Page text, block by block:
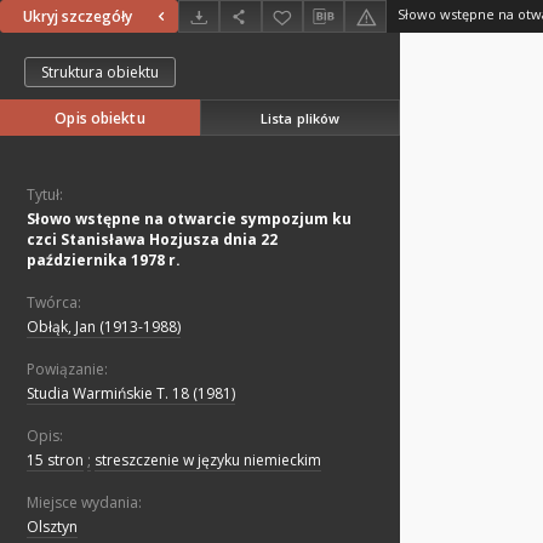
Ukryj szczegóły
Struktura obiektu
Opis obiektu Lista plików
Tytuł:
Słowo wstępne na otwarcie sympozjum ku
czci Stanisława Hozjusza dnia 22
października 1978 r.
Twórca:
Obłąk, Jan (1913-1988)
Powiązanie:
Studia Warmińskie T. 18 (1981)
Opis:
15 stron ; streszczenie w języku niemieckim
Miejsce wydania:
Olsztyn